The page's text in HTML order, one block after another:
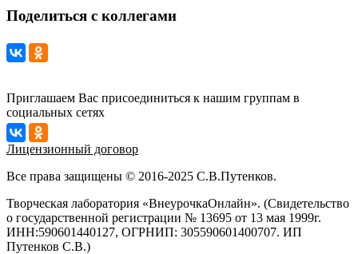
Поделиться с коллегами
Приглашаем Вас присоединиться к нашим группам в
социальных сетях
Лицензионный договор
Все права защищены © 2016-2025 С.В.Путенков.
Творческая лаборатория «ВнеурочкаОнлайн». (Свидетельство
о государственной регистрации № 13695 от 13 мая 1999г.
ИНН:590601440127, ОГРНИП: 305590601400707. ИП
Путенков С.В.)